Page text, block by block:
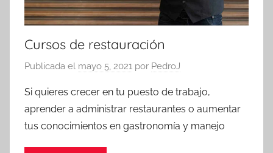
Cursos de restauración
Publicada el mayo 5, 2021 por PedroJ
Si quieres crecer en tu puesto de trabajo,
aprender a administrar restaurantes o aumentar
tus conocimientos en gastronomía y manejo